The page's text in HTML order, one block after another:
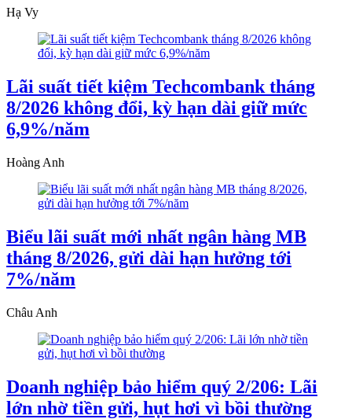
Hạ Vy
Lãi suất tiết kiệm Techcombank tháng
8/2026 không đổi, kỳ hạn dài giữ mức
6,9%/năm
Hoàng Anh
Biểu lãi suất mới nhất ngân hàng MB
tháng 8/2026, gửi dài hạn hưởng tới
7%/năm
Châu Anh
Doanh nghiệp bảo hiểm quý 2/206: Lãi
lớn nhờ tiền gửi, hụt hơi vì bồi thường